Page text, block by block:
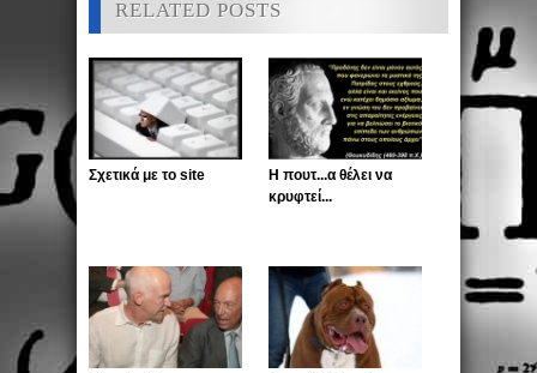
RELATED POSTS
Σχετικά με το site
Η πουτ...α θέλει να
κρυφτεί...